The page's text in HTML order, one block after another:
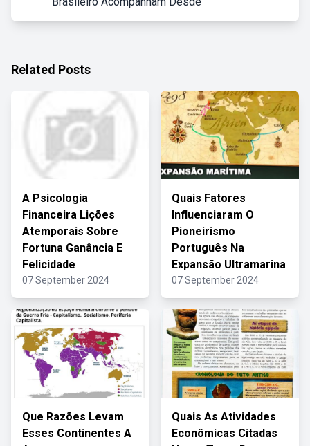
Related Posts
A Psicologia
Financeira Lições
Atemporais Sobre
Fortuna Ganância E
Felicidade
07 September 2024
Quais Fatores
Influenciaram O
Pioneirismo
Português Na
Expansão Ultramarina
07 September 2024
Que Razões Levam
Esses Continentes A
Quais As Atividades
Econômicas Citadas